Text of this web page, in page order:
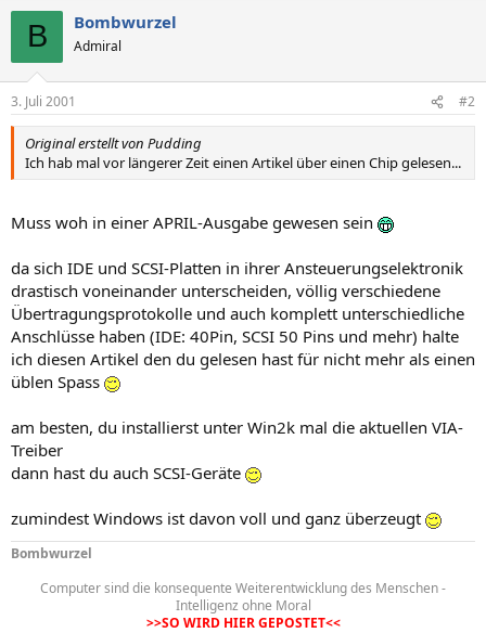
B Bombwurzel
Admiral
3. Juli 2001 #2
Original erstellt von Pudding
Ich hab mal vor längerer Zeit einen Artikel über einen Chip gelesen...
Muss woh in einer APRIL-Ausgabe gewesen sein
da sich IDE und SCSI-Platten in ihrer Ansteuerungselektronik
drastisch voneinander unterscheiden, völlig verschiedene
Übertragungsprotokolle und auch komplett unterschiedliche
Anschlüsse haben (IDE: 40Pin, SCSI 50 Pins und mehr) halte
ich diesen Artikel den du gelesen hast für nicht mehr als einen
üblen Spass
am besten, du installierst unter Win2k mal die aktuellen VIA-
Treiber
dann hast du auch SCSI-Geräte
zumindest Windows ist davon voll und ganz überzeugt
Bombwurzel
Computer sind die konsequente Weiterentwicklung des Menschen -
Intelligenz ohne Moral
>>SO WIRD HIER GEPOSTET<<